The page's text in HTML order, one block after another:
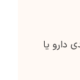
دارو یا